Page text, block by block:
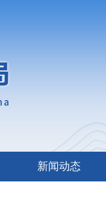
新闻动态